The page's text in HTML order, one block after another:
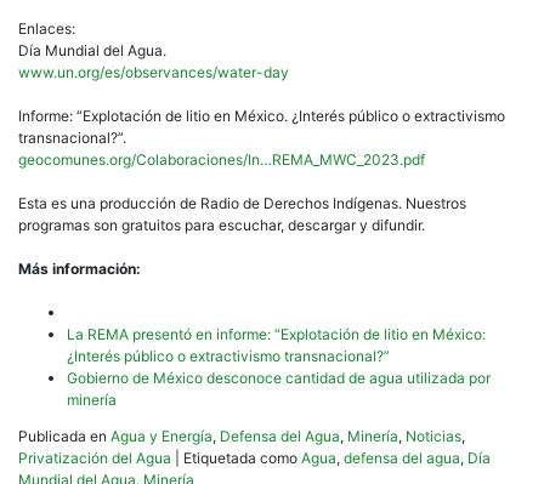
Enlaces:
Día Mundial del Agua.
www.un.org/es/observances/water-day
Informe: “Explotación de litio en México. ¿Interés público o extractivismo
transnacional?”.
geocomunes.org/Colaboraciones/In…REMA_MWC_2023.pdf
Esta es una producción de Radio de Derechos Indígenas. Nuestros
programas son gratuitos para escuchar, descargar y difundir.
Más información:
La REMA presentó en informe: “Explotación de litio en México:
¿Interés público o extractivismo transnacional?”
Gobierno de México desconoce cantidad de agua utilizada por
minería
Publicada en Agua y Energía, Defensa del Agua, Minería, Noticias,
Privatización del Agua
Etiquetada como Agua, defensa del agua, Día
Mundial del Agua, Minería